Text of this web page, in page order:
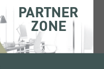
PARTNER
ZONE